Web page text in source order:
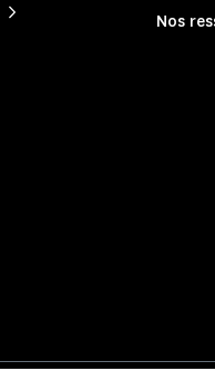
Nos